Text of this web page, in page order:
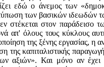
εδώ ο άνεμος των
των βασικών ιδεωδών
στέκεται στον παράδεισο
απ' όλους τους κύκλους
της ξένης εργασίας, η
της καπιταλιστικής
αξιών». Και μόνο αν έχει